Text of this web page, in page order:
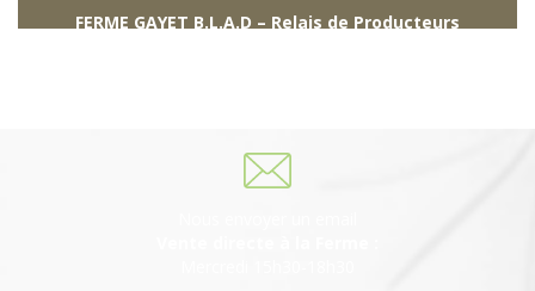
FERME GAYET B.L.A.D – Relais de Producteurs